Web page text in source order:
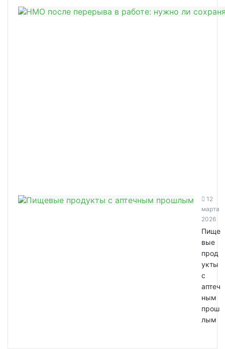
12
марта
2026
Пище
вые
прод
укты
с
аптеч
ным
прош
лым